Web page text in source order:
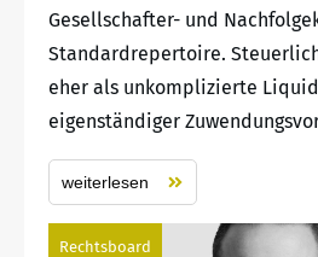
Gesellschafter- und
Standardrepertoire.
eher als unkomplizierte
eigenständiger
weiterlesen
Rechtsboard